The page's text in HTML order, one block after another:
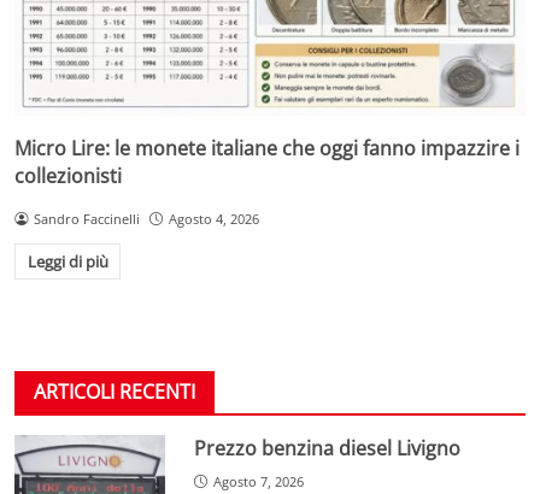
Micro Lire: le monete italiane che oggi fanno impazzire i
collezionisti
Sandro Faccinelli Agosto 4, 2026
Leggi di più
ARTICOLI RECENTI
Prezzo benzina diesel Livigno
Agosto 7, 2026